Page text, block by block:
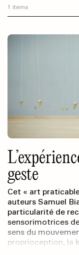
1 items
geste
Cet « art
auteurs Samuel
particularité de
sensorimotrices
sens du
proprioception, la